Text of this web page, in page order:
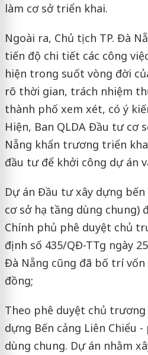
làm cơ sở triển khai.
Ngoài ra, Chủ tịch TP. Đà
tiến độ chi tiết các công
hiện trong suốt vòng đời
rõ thời gian, trách nhiệm
thành phố xem xét, có ý
Hiện, Ban QLDA Đầu tư cơ
Nẵng khẩn trương triển
đầu tư để khởi công dự án
Dự án Đầu tư xây dựng bến
cơ sở hạ tầng dùng chung)
Chính phủ phê duyệt chủ
định số 435/QĐ-TTg ngày
Đà Nẵng cũng đã bố trí
đồng;
Theo phê duyệt chủ
dựng Bến cảng Liên Chiểu
dùng chung. Dự án nhằm